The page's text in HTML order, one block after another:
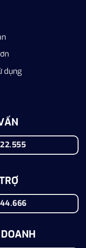
dụng